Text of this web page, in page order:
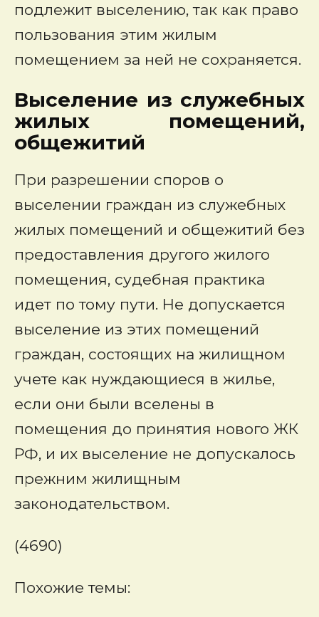
подлежит выселению, так как право
пользования этим жилым
помещением за ней не сохраняется.
Выселение из служебных
жилых помещений,
общежитий
При разрешении споров о
выселении граждан из служебных
жилых помещений и общежитий без
предоставления другого жилого
помещения, судебная практика
идет по тому пути. Не допускается
выселение из этих помещений
граждан, состоящих на жилищном
учете как нуждающиеся в жилье,
если они были вселены в
помещения до принятия нового ЖК
РФ, и их выселение не допускалось
прежним жилищным
законодательством.
(4690)
Похожие темы: